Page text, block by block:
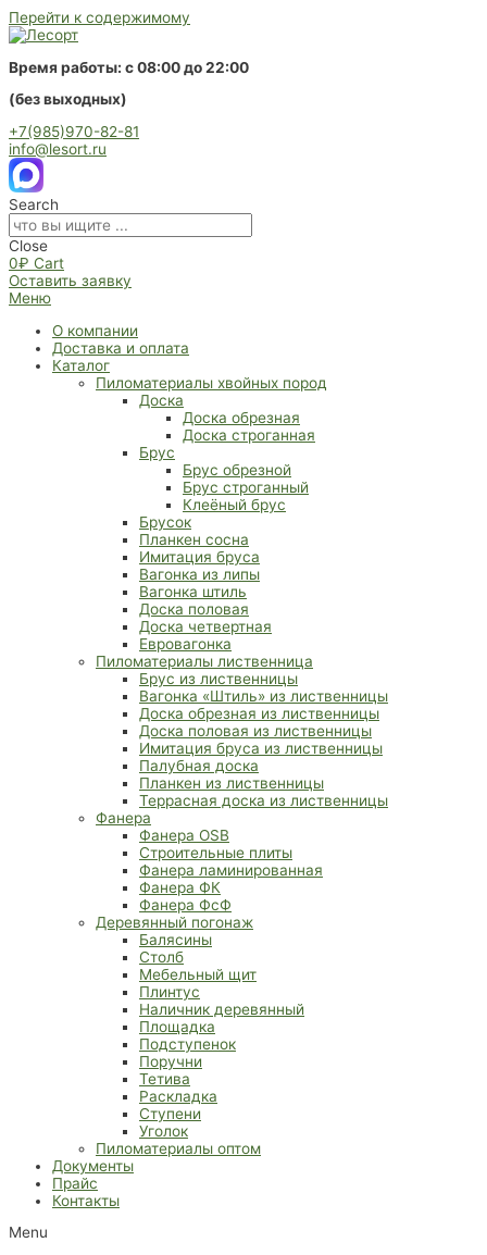
Перейти к содержимому
Время работы: с 08:00 до 22:00
(без выходных)
+7(985)970-82-81
info@lesort.ru
Search
Close
0₽ Cart
Оставить заявку
Меню
О компании
Доставка и оплата
Каталог
Пиломатериалы хвойных пород
Доска
Доска обрезная
Доска строганная
Брус
Брус обрезной
Брус строганный
Клеёный брус
Брусок
Планкен сосна
Имитация бруса
Вагонка из липы
Вагонка штиль
Доска половая
Доска четвертная
Евровагонка
Пиломатериалы лиственница
Брус из лиственницы
Вагонка «Штиль» из лиственницы
Доска обрезная из лиственницы
Доска половая из лиственницы
Имитация бруса из лиственницы
Палубная доска
Планкен из лиственницы
Террасная доска из лиственницы
Фанера
Фанера OSB
Строительные плиты
Фанера ламинированная
Фанера ФК
Фанера ФсФ
Деревянный погонаж
Балясины
Столб
Мебельный щит
Плинтус
Наличник деревянный
Площадка
Подступенок
Поручни
Тетива
Раскладка
Ступени
Уголок
Пиломатериалы оптом
Документы
Прайс
Контакты
Menu